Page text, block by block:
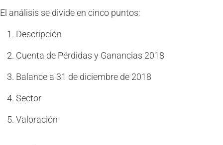
El análisis se divide en cinco puntos:
Descripción
Cuenta de Pérdidas y Ganancias 2018
Balance a 31 de diciembre de 2018
Sector
Valoración